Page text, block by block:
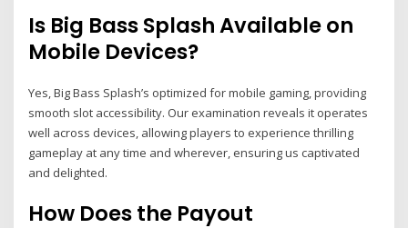
Is Big Bass Splash Available on
Mobile Devices?
Yes, Big Bass Splash’s optimized for mobile gaming, providing
smooth slot accessibility. Our examination reveals it operates
well across devices, allowing players to experience thrilling
gameplay at any time and wherever, ensuring us captivated
and delighted.
How Does the Payout